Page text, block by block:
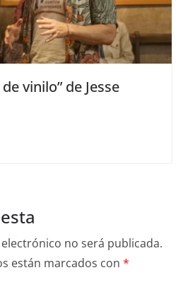
vinilo” de Jesse
no será publicada.
están marcados con *